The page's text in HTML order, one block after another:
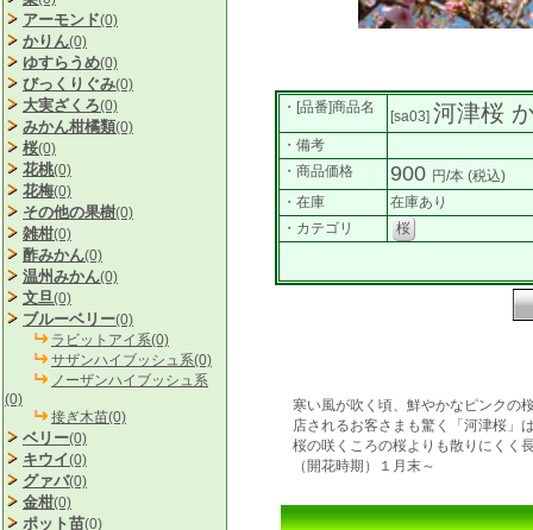
アーモンド(0)
かりん(0)
ゆすらうめ(0)
びっくりぐみ(0)
大実ざくろ(0)
みかん柑橘類(0)
桜(0)
花桃(0)
花梅(0)
その他の果樹(0)
雑柑(0)
酢みかん(0)
温州みかん(0)
文旦(0)
ブルーベリー(0)
ラビットアイ系(0)
サザンハイブッシュ系(0)
ノーザンハイブッシュ系
(0)
接ぎ木苗(0)
ベリー(0)
キウイ(0)
グァバ(0)
金柑(0)
ポット苗(0)
・[品番]商品名
[sa03] 河津桜
・備考
・商品価格
900 円/本 (税込)
・在庫
在庫あり
・カテゴリ
桜
寒い風が吹く頃、鮮やかなピンクの
店されるお客さまも驚く「河津桜」
桜の咲くころの桜よりも散りにくく
（開花時期）１月末～